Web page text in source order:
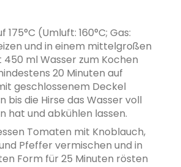
175°C (Umluft: 160°C; Gas:
und in einem mittelgroßen
450 ml Wasser zum Kochen
20 Minuten auf
geschlossenem Deckel
bis die Hirse das Wasser voll
hat und abkühlen lassen.
Tomaten mit Knoblauch,
Pfeffer vermischen und in
Form für 25 Minuten rösten